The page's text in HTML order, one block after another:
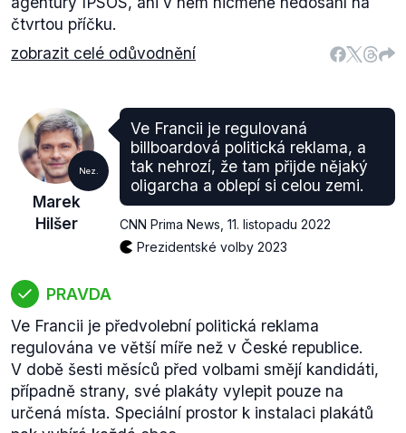
čtvrtou příčku.
zobrazit celé odůvodnění
Nez.
Marek
Hilšer
Ve Francii je regulovaná
billboardová politická reklama, a
tak nehrozí, že tam přijde nějaký
oligarcha a oblepí si celou zemi.
CNN Prima News 11. listopadu 2022
Prezidentské volby 2023
PRAVDA
Ve Francii je předvolební politická reklama
regulována ve větší míře než v České republice.
V době šesti měsíců před volbami smějí kandidáti,
případně strany, své plakáty vylepit pouze na
určená místa. Speciální prostor k instalaci plakátů